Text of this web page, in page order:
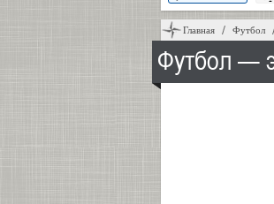
Главная Футбол
Футбол —